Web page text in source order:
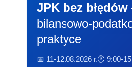
JPK bez błędów
bilansowo-
praktyce
📅 11-12.08.2026 r.🕐 9:00-